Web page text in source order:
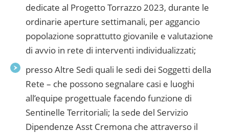
dedicate al Progetto Torrazzo 2023, durante le
ordinarie aperture settimanali, per aggancio
popolazione soprattutto giovanile e valutazione
di avvio in rete di interventi individualizzati;
presso Altre Sedi quali le sedi dei Soggetti della
Rete – che possono segnalare casi e luoghi
all’equipe progettuale facendo funzione di
Sentinelle Territoriali; la sede del Servizio
Dipendenze Asst Cremona che attraverso il